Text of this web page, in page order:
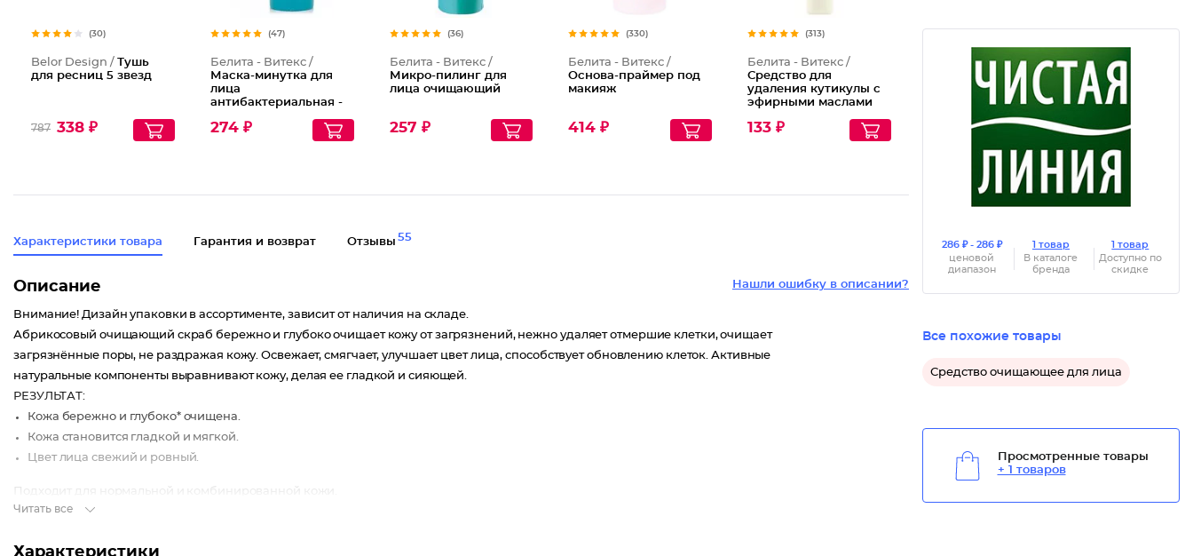
(30)
Belor Design / Тушь
для ресниц 5 звезд
787 338 ₽
(47)
Белита - Витекс /
Маска-минутка для
лица
антибактериальная -
274 ₽
(36)
Белита - Витекс /
Микро-пилинг для
лица очищающий
257 ₽
(330)
Белита - Витекс /
Основа-праймер под
макияж
414 ₽
(313)
Белита - Витекс /
Средство для
удаления кутикулы с
эфирными маслами
дерева
133 ₽
Характеристики товара Гарантия и возврат Отзывы 55
Нашли ошибку в описании?
Описание
Внимание! Дизайн упаковки в ассортименте, зависит от наличия на складе.
Абрикосовый очищающий скраб бережно и глубоко очищает кожу от загрязнений, нежно удаляет отмершие клетки, очищает
загрязнённые поры, не раздражая кожу. Освежает, смягчает, улучшает цвет лица, способствует обновлению клеток. Активные
натуральные компоненты выравнивают кожу, делая ее гладкой и сияющей.
РЕЗУЛЬТАТ:
Кожа бережно и глубоко* очищена.
Кожа становится гладкой и мягкой.
Цвет лица свежий и ровный.
Подходит для нормальной и комбинированной кожи.
Читать все
Характеристики
286 ₽ - 286 ₽
ценовой
диапазон
1 товар
В каталоге
бренда
1 товар
Доступно по
скидке
Все похожие товары
Средство очищающее для лица
Просмотренные товары
+ 1 товаров